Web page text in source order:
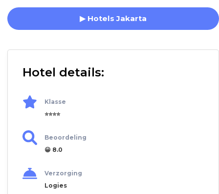
▶ Hotels Jakarta
Hotel details:
Klasse
⭐⭐⭐⭐
Beoordeling
😀 8.0
Verzorging
Logies